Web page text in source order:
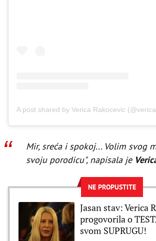
A post shared by Verica Rakocevic
Mir, sreća i spokoj... Volim svog
svoju porodicu", napisala je
NE PROPUSTITE
Jasan stav: Verica
progovorila o
svom SUPRUGU!